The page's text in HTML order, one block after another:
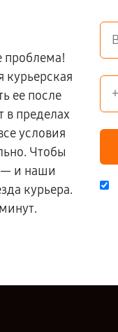
проблема!
курьерская
ее после
в пределах
условия
Чтобы
— и наши
курьера.